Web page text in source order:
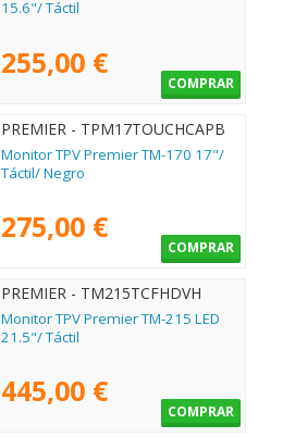
15.6"/ Táctil
255,00 €
COMPRAR
PREMIER - TPM17TOUCHCAPB
Monitor TPV Premier TM-170 17"/
Táctil/ Negro
275,00 €
COMPRAR
PREMIER - TM215TCFHDVH
Monitor TPV Premier TM-215 LED
21.5"/ Táctil
445,00 €
COMPRAR